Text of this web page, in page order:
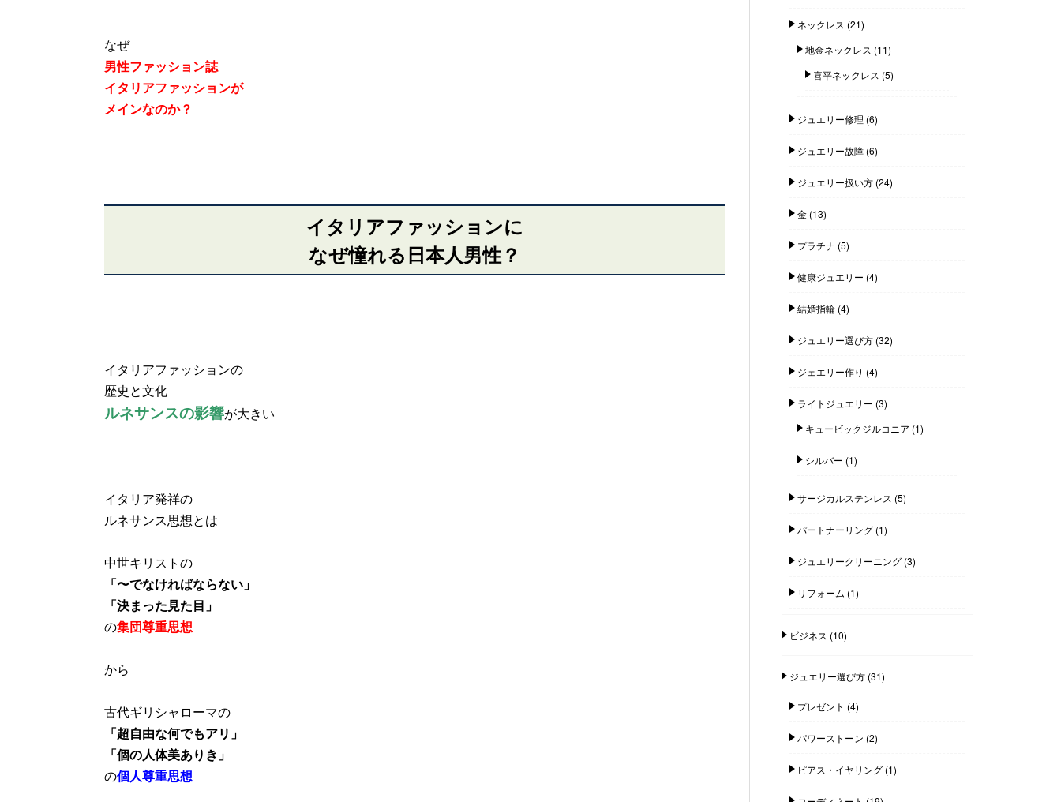
なぜ
男性ファッション誌
イタリアファッションが
メインなのか？
イタリアファッションに
なぜ憧れる日本人男性？
イタリアファッションの
歴史と文化
ルネサンスの影響が大きい
イタリア発祥の
ルネサンス思想とは
中世キリストの
「〜でなければならない」
「決まった見た目」
の集団尊重思想
から
古代ギリシャローマの
「超自由な何でもアリ」
「個の人体美ありき」
の個人尊重思想
ネックレス (21)
地金ネックレス (11)
喜平ネックレス (5)
ジュエリー修理 (6)
ジュエリー故障(6)
ジュエリー扱い方(24)
金(13)
プラチナ (5)
健康ジュエリー (4)
結婚指輪(4)
ジュエリー選び方(32)
ジェエリー作り (4)
ライトジュエリー (3)
キュービックジルコニア (1)
シルバー (1)
サージカルステンレス (5)
パートナーリング(1)
ジュエリークリーニング(3)
リフォーム (1)
ビジネス (10)
ジュエリー選び方(31)
プレゼント (4)
パワーストーン (2)
ピアス・イヤリング(1)